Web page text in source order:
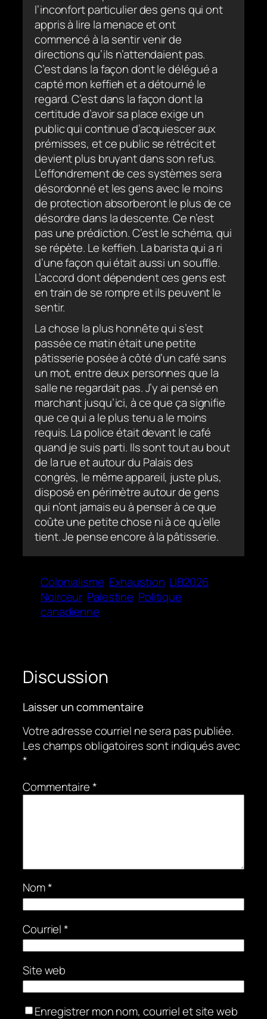
l’inconfort particulier des gens qui ont
appris à lire la menace et ont
commencé à la sentir venir de
directions qu’ils n’attendaient pas.
C’est dans la façon dont le délégué a
capté mon keffieh et a détourné le
regard. C’est dans la façon dont la
certitude d’avoir sa place exige un
public qui continue d’acquiescer aux
prémisses, et ce public se rétrécit et
devient plus bruyant dans son refus.
L’effondrement de ces systèmes sera
désordonné et les gens avec le moins
de protection absorberont le plus de ce
désordre dans la descente. Ce n’est
pas une prédiction. C’est le schéma, qui
se répète. Le keffieh. La barista qui a ri
d’une façon qui était aussi un souffle.
L’accord dont dépendent ces gens est
en train de se rompre et ils peuvent le
sentir.
La chose la plus honnête qui s’est
passée ce matin était une petite
pâtisserie posée à côté d’un café sans
un mot, entre deux personnes que la
salle ne regardait pas. J’y ai pensé en
marchant jusqu’ici, à ce que ça signifie
que ce qui a le plus tenu a le moins
requis. La police était devant le café
quand je suis parti. Ils sont tout au bout
de la rue et autour du Palais des
congrès, le même appareil, juste plus,
disposé en périmètre autour de gens
qui n’ont jamais eu à penser à ce que
coûte une petite chose ni à ce qu’elle
tient. Je pense encore à la pâtisserie.
Colonialisme Exhaustion LIB2026
Noirceur Palestine Politique
canadienne
Discussion
Laisser un commentaire
Votre adresse courriel ne sera pas publiée.
Les champs obligatoires sont indiqués avec
*
Commentaire*
Nom*
Courriel*
Site web
Enregistrer mon nom, courriel et site web